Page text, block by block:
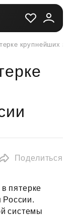
крупнейших
Поделиться
пятерке
России.
системы